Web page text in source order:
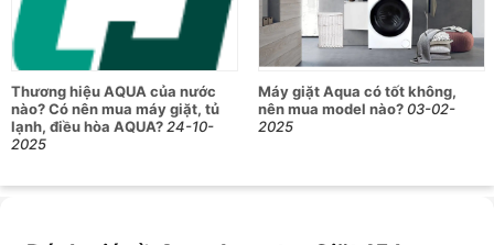
Thương hiệu AQUA của nước
nào? Có nên mua máy giặt, tủ
lạnh, điều hòa AQUA?24-10-
2025
Máy giặt Aqua có tốt không,
nên mua model nào?03-02-
2025